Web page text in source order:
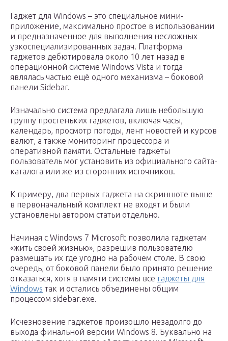
Гаджет для Windows – это специальное мини-
приложение, максимально простое в использовании
и предназначенное для выполнения несложных
узкоспециализированных задач. Платформа
гаджетов дебютировала около 10 лет назад в
операционной системе Windows Vista и тогда
являлась частью ещё одного механизма – боковой
панели Sidebar.
Изначально система предлагала лишь небольшую
группу простеньких гаджетов, включая часы,
календарь, просмотр погоды, лент новостей и курсов
валют, а также мониторинг процессора и
оперативной памяти. Остальные гаджеты
пользователь мог установить из официального сайта-
каталога или же из сторонних источников.
К примеру, два первых гаджета на скриншоте выше
в первоначальный комплект не входят и были
установлены автором статьи отдельно.
Начиная с Windows 7 Microsoft позволила гаджетам
«жить своей жизнью», разрешив пользователю
размещать их где угодно на рабочем столе. В свою
очередь, от боковой панели было принято решение
отказаться, хотя в памяти системы все гаджеты для
Windows так и остались объединены общим
процессом sidebar.exe.
Исчезновение гаджетов произошло незадолго до
выхода финальной версии Windows 8. Буквально на